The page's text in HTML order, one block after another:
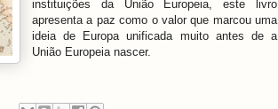
instituições da União Europeia, este livro
apresenta a paz como o valor que marcou uma
ideia de Europa unificada muito antes de a
União Europeia nascer.